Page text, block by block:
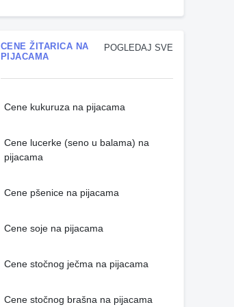
POGLEDAJ SVE
CENE ŽITARICA NA
PIJACAMA
Cene kukuruza na pijacama
Cene lucerke (seno u balama) na
pijacama
Cene pšenice na pijacama
Cene soje na pijacama
Cene stočnog ječma na pijacama
Cene stočnog brašna na pijacama